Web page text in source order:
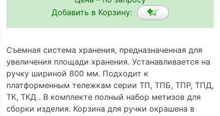
Добавить в Корзину:
Съемная система хранения, предназначенная для
увеличения площади хранения. Устанавливается на
ручку шириной 800 мм. Подходит к
платформенным тележкам серии ТП, ТПБ, ТПР, ТПД,
ТК, ТКД . В комплекте полный набор метизов для
сборки изделия. Корзина для ручки окрашена в